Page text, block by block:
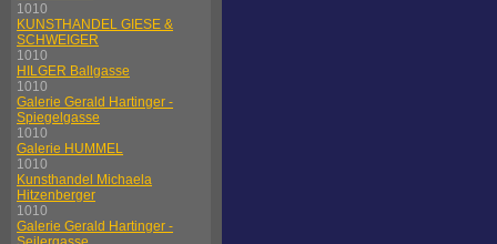
1010
KUNSTHANDEL GIESE &
SCHWEIGER
1010
HILGER Ballgasse
1010
Galerie Gerald Hartinger -
Spiegelgasse
1010
Galerie HUMMEL
1010
Kunsthandel Michaela
Hitzenberger
1010
Galerie Gerald Hartinger -